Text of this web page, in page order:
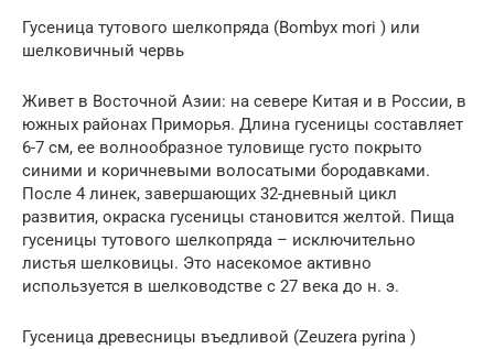
Гусеница тутового шелкопряда (Bombyx mori ) или
шелковичный червь
Живет в Восточной Азии: на севере Китая и в России, в
южных районах Приморья. Длина гусеницы составляет
6-7 см, ее волнообразное туловище густо покрыто
синими и коричневыми волосатыми бородавками.
После 4 линек, завершающих 32-дневный цикл
развития, окраска гусеницы становится желтой. Пища
гусеницы тутового шелкопряда – исключительно
листья шелковицы. Это насекомое активно
используется в шелководстве с 27 века до н. э.
Гусеница древесницы въедливой (Zeuzera pyrina )